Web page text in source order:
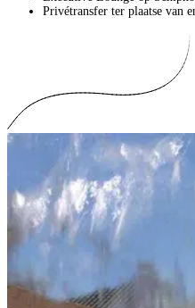
Privétransfer ter plaatse van